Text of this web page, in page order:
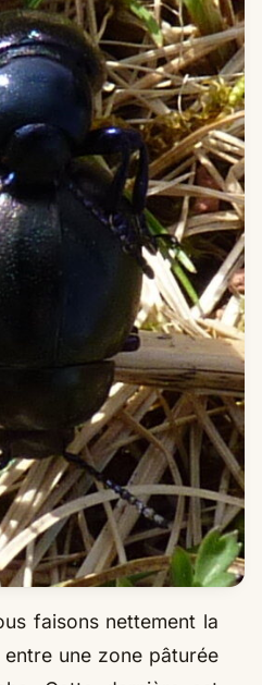
faisons nettement la
une zone pâturée